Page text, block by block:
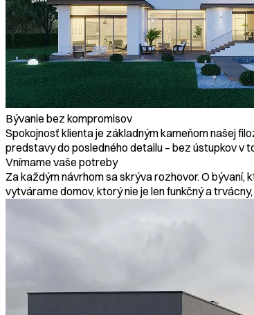
Bývanie bez kompromisov
Spokojnosť klienta je základným kameňom našej
predstavy do posledného detailu – bez ústupkov v
Vnímame vaše potreby
Za každým návrhom sa skrýva rozhovor. O
vytvárame domov, ktorý nie je len funkčný a